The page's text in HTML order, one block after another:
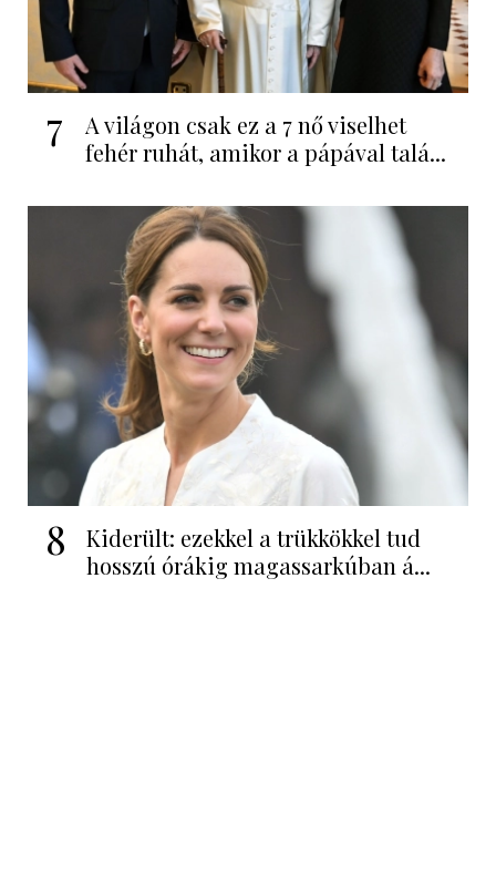
7
A világon csak ez a 7 nő viselhet
fehér ruhát, amikor a pápával talá...
8
Kiderült: ezekkel a trükkökkel tud
hosszú órákig magassarkúban á...